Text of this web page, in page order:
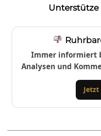
Unterstütze
Immer informiert
Analysen und